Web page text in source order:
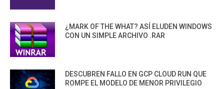
¿MARK OF THE WHAT? ASÍ ELUDEN WINDOWS
CON UN SIMPLE ARCHIVO .RAR
DESCUBREN FALLO EN GCP CLOUD RUN QUE
ROMPE EL MODELO DE MENOR PRIVILEGIO